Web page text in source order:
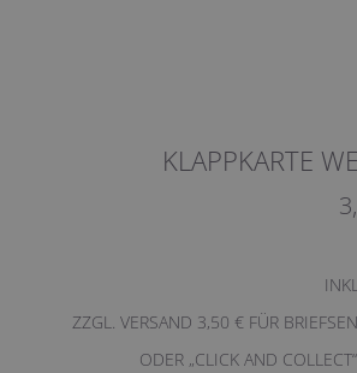
KLAPPKARTE
ZZGL. VERSAND 3,50 € FÜR
ODER „CLICK AND